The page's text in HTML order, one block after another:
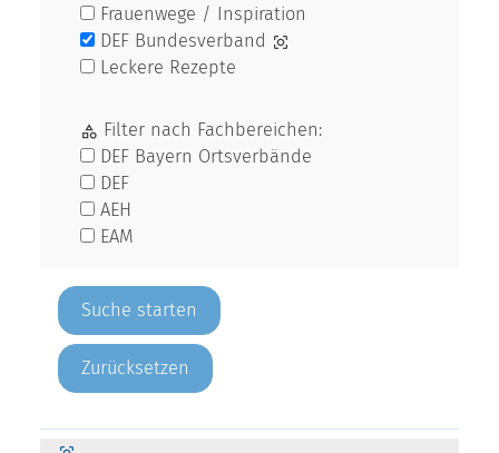
Frauenwege / Inspiration
DEF Bundesverband
Leckere Rezepte
Filter nach Fachbereichen:
DEF Bayern Ortsverbände
DEF
AEH
EAM
Zurücksetzen